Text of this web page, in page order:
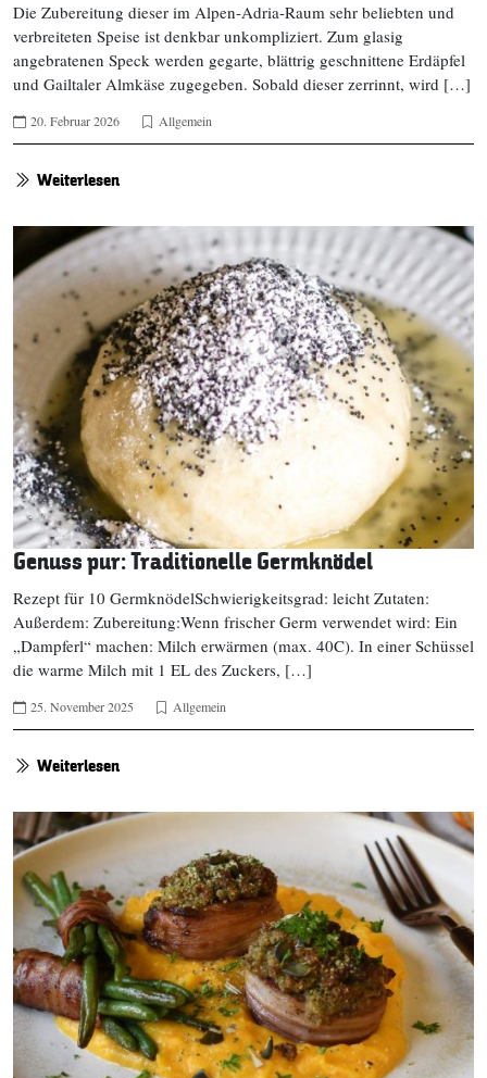
Die Zubereitung dieser im Alpen-Adria-Raum sehr beliebten und
verbreiteten Speise ist denkbar unkompliziert. Zum glasig
angebratenen Speck werden gegarte, blättrig geschnittene Erdäpfel
und Gailtaler Almkäse zugegeben. Sobald dieser zerrinnt, wird […]
20. Februar 2026 Allgemein
Weiterlesen
Genuss pur: Traditionelle Germknödel
Rezept für 10 GermknödelSchwierigkeitsgrad: leicht Zutaten:
Außerdem: Zubereitung:Wenn frischer Germ verwendet wird: Ein
„Dampferl“ machen: Milch erwärmen (max. 40C). In einer Schüssel
die warme Milch mit 1 EL des Zuckers, […]
25. November 2025 Allgemein
Weiterlesen